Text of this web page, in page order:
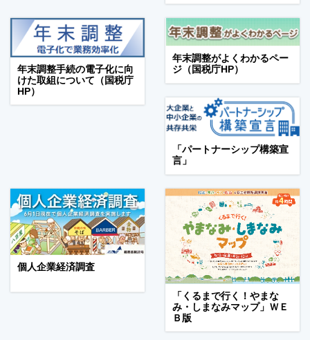
年末調整手続の電子化に向
けた取組について（国税庁
HP）
年末調整がよくわかるペー
ジ（国税庁HP）
「パートナーシップ構築宣
言」
個人企業経済調査
「くるまで行く！やまな
み・しまなみマップ」ＷＥ
Ｂ版